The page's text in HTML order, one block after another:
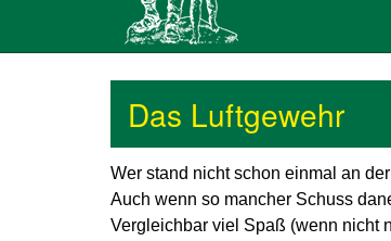
Das Luftgewehr
Wer stand nicht schon einmal an
Auch wenn so mancher Schuss
Vergleichbar viel Spaß (wenn nicht